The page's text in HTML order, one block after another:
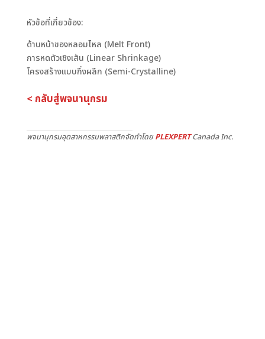
หัวข้อที่เกี่ยวข้อง:
ด้านหน้าของหลอมไหล (Melt Front)
การหดตัวเชิงเส้น (Linear Shrinkage)
โครงสร้างแบบกึ่งผลึก (Semi-Crystalline)
< กลับสู่พจนานุกรม
พจนานุกรมอุตสาหกรรมพลาสติกจัดทำโดยPLEXPERTCanada Inc.